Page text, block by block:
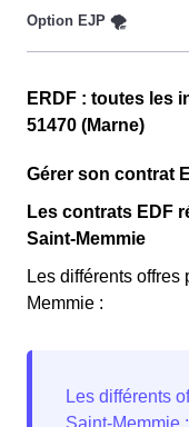
pour les
permettant ainsi de
faisant attention à
d'électricité en
éligibles. 💡🏠
uniquement les
avant 1998. Elle
le prix de
rapport au tarif
ERDF : toutes les
51470 (Marne)
Gérer son contrat
Les contrats EDF
Saint-Memmie
Les différents
Memmie :